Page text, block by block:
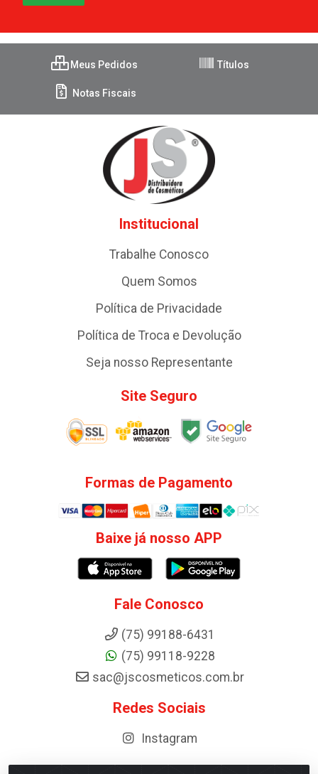
Meus Pedidos Títulos
Notas Fiscais
Institucional
Trabalhe Conosco
Quem Somos
Política de Privacidade
Política de Troca e Devolução
Seja nosso Representante
Site Seguro
Formas de Pagamento
Baixe já nosso APP
Fale Conosco
(75) 99188-6431
(75) 99118-9228
sac@jscosmeticos.com.br
Redes Sociais
Instagram